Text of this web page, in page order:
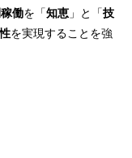
働を「知恵」と「技
を実現することを強